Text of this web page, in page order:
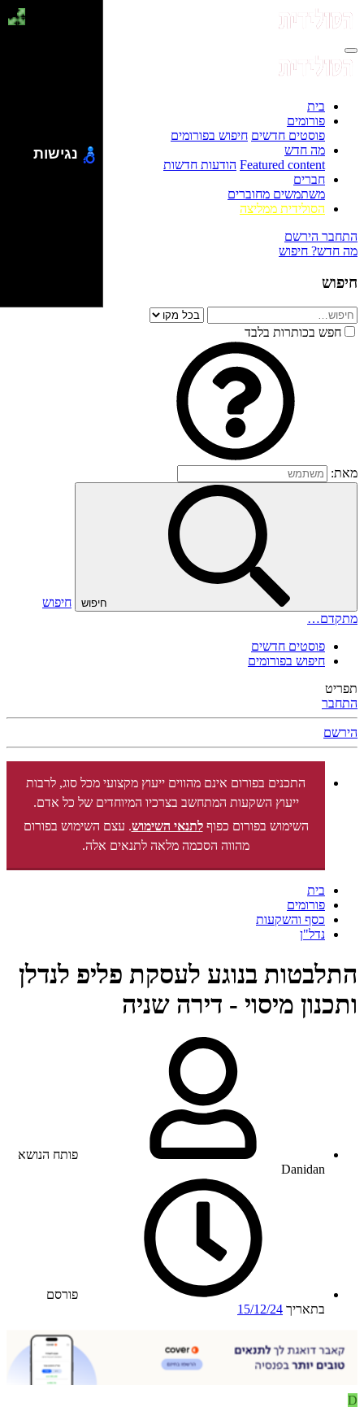
בית
פורומים
פוסטים חדשים חיפוש בפורומים
מה חדש
Featured content הודעות חדשות
חברים
משתמשים מחוברים
הסולידית ממליצה
התחבר הירשם
מה חדש? חיפוש
חיפוש
חפש בכותרות בלבד
מאת:
חיפוש
חיפוש
מתקדם…
פוסטים חדשים
חיפוש בפורומים
תפריט
התחבר
הירשם
התכנים בפורום אינם מהווים ייעוץ מקצועי מכל סוג, לרבות
ייעוץ השקעות המתחשב בצרכיו המיוחדים של כל אדם.
השימוש בפורום כפוףלתנאי השימוש. עצם השימוש בפורום
מהווה הסכמה מלאה לתנאים אלה.
בית
פורומים
כסף והשקעות
נדל"ן
התלבטות בנוגע לעסקת פליפ לנדלן
ותכנון מיסוי - דירה שניה
פותח הנושא
Danidan
פורסם
בתאריך 15/12/24
D
נגישות